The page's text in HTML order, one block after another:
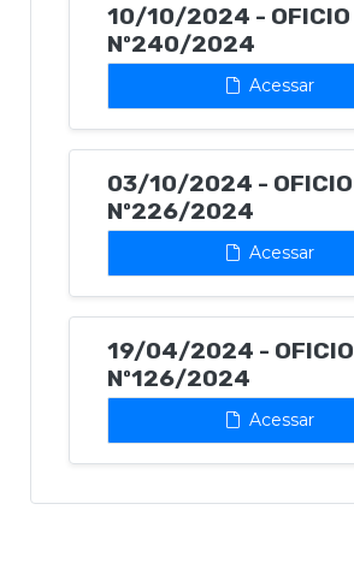
10/10/2024 - OFICIO
Nº240/2024
Acessar
03/10/2024 - OFICIO
Nº226/2024
Acessar
19/04/2024 - OFICIO
Nº126/2024
Acessar